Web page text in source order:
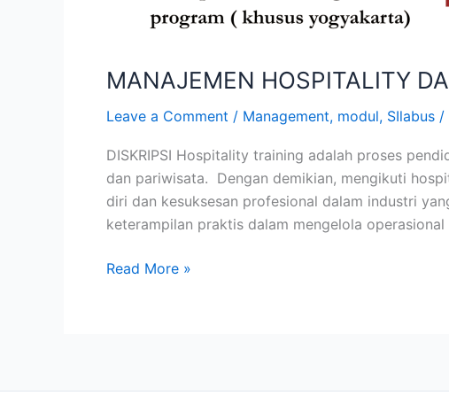
MANAJEMEN HOSPITALITY
Leave a Comment / Management, modul, SIlabus /
DISKRIPSI Hospitality training adalah proses
dan pariwisata. Dengan demikian, mengikuti
diri dan kesuksesan profesional dalam industri
keterampilan praktis dalam mengelola
Read More »